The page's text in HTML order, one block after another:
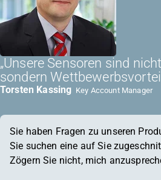
„Unsere Sensoren sind
sondern
Torsten Kassing Key Account Manager
Sie haben Fragen zu unseren
Sie suchen eine auf Sie
Zögern Sie nicht, mich